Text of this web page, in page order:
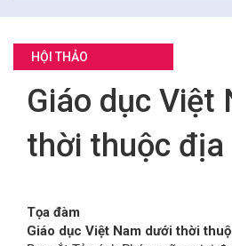
GIỎ HÀNG ĐĂNG
HỘI THẢO
Giáo dục Việt
thời thuộc địa
Tọa đàm
Giáo dục Việt Nam dưới thời